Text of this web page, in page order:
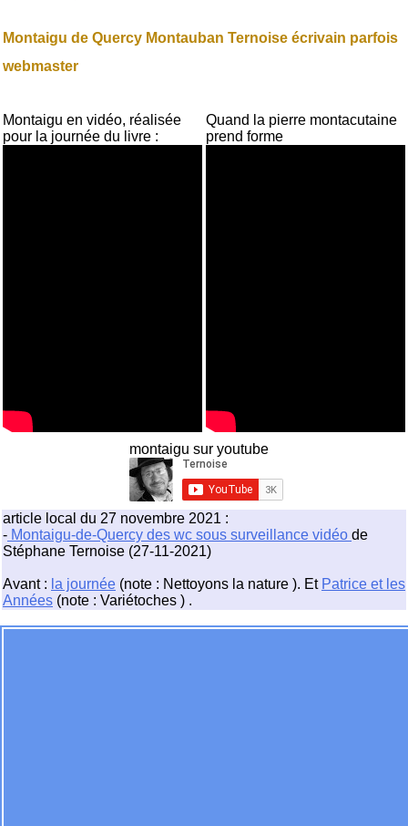
Montaigu de Quercy Montauban Ternoise écrivain parfois
webmaster
Montaigu en vidéo, réalisée
pour la journée du livre :
Quand la pierre montacutaine
prend forme
montaigu sur youtube
article local du 27 novembre 2021 :
- Montaigu-de-Quercy des wc sous surveillance vidéo de
Stéphane Ternoise (27-11-2021)
Avant : la journée (note : Nettoyons la nature ). Et Patrice et les
Années (note : Variétoches ) .